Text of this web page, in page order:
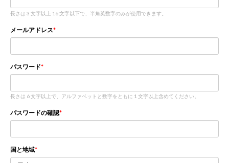
長さは 3 文字以上 16 文字以下で、半角英数字のみが使用できます。
メールアドレス
パスワード
長さは 6 文字以上で、アルファベットと数字をともに 1 文字以上含めてください。
パスワードの確認
国と地域